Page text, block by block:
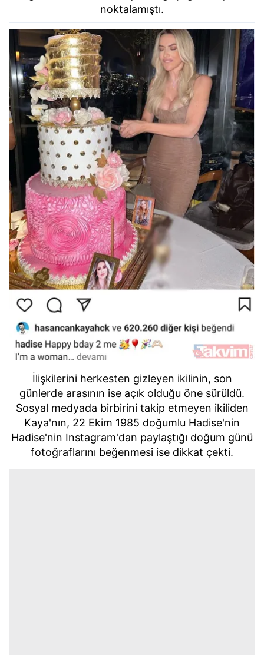
noktalamıştı.
İlişkilerini herkesten gizleyen ikilinin, son
günlerde arasının ise açık olduğu öne sürüldü.
Sosyal medyada birbirini takip etmeyen ikiliden
Kaya'nın, 22 Ekim 1985 doğumlu Hadise'nin
Hadise'nin Instagram'dan paylaştığı doğum günü
fotoğraflarını beğenmesi ise dikkat çekti.